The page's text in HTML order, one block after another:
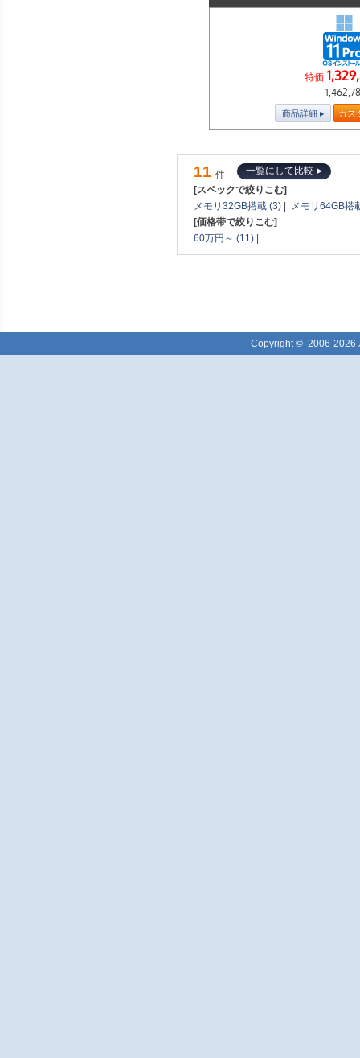
特価
商品詳細 カス
11 件
一覧にして比較
[スペックで絞りこむ]
メモリ32GB搭載 (3)
メモリ64GB搭
[価格帯で絞りこむ]
60万円～ (11)
Copyright © 2006-2026